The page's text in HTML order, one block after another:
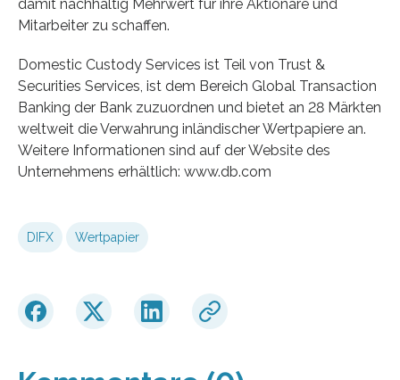
damit nachhaltig Mehrwert für ihre Aktionäre und
Mitarbeiter zu schaffen.
Domestic Custody Services ist Teil von Trust &
Securities Services, ist dem Bereich Global Transaction
Banking der Bank zuzuordnen und bietet an 28 Märkten
weltweit die Verwahrung inländischer Wertpapiere an.
Weitere Informationen sind auf der Website des
Unternehmens erhältlich: www.db.com
DIFX Wertpapier